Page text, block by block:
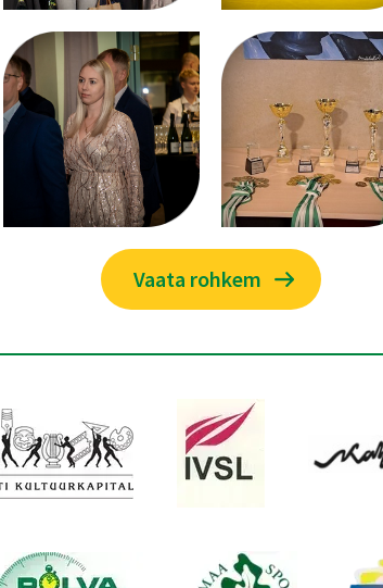
Vaata rohkem